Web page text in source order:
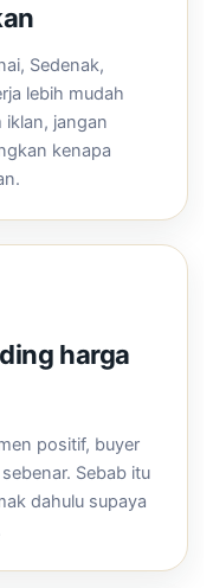
Sedenak,
lebih mudah
iklan, jangan
kenapa
harga
positif, buyer
Sebab itu
dahulu supaya